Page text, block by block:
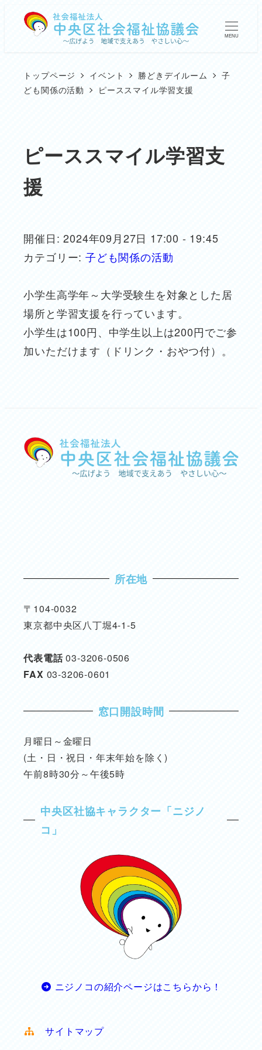
MENU
トップページ イベント 勝どきデイルーム
子
ども関係の活動
ピーススマイル学習支援
ピーススマイル学習支
援
開催日: 2024年09月27日 17:00 - 19:45
カテゴリー: 子ども関係の活動
小学生高学年～大学受験生を対象とした居
場所と学習支援を行っています。
小学生は100円、中学生以上は200円でご参
加いただけます（ドリンク・おやつ付）。
所在地
〒104-0032
東京都中央区八丁堀4-1-5
代表電話03-3206-0506
FAX 03-3206-0601
窓口開設時間
月曜日～金曜日
(土・日・祝日・年末年始を除く)
午前8時30分～午後5時
中央区社協キャラクター「ニジノ
コ」
ニジノコの紹介ページはこちらから！
サイトマップ